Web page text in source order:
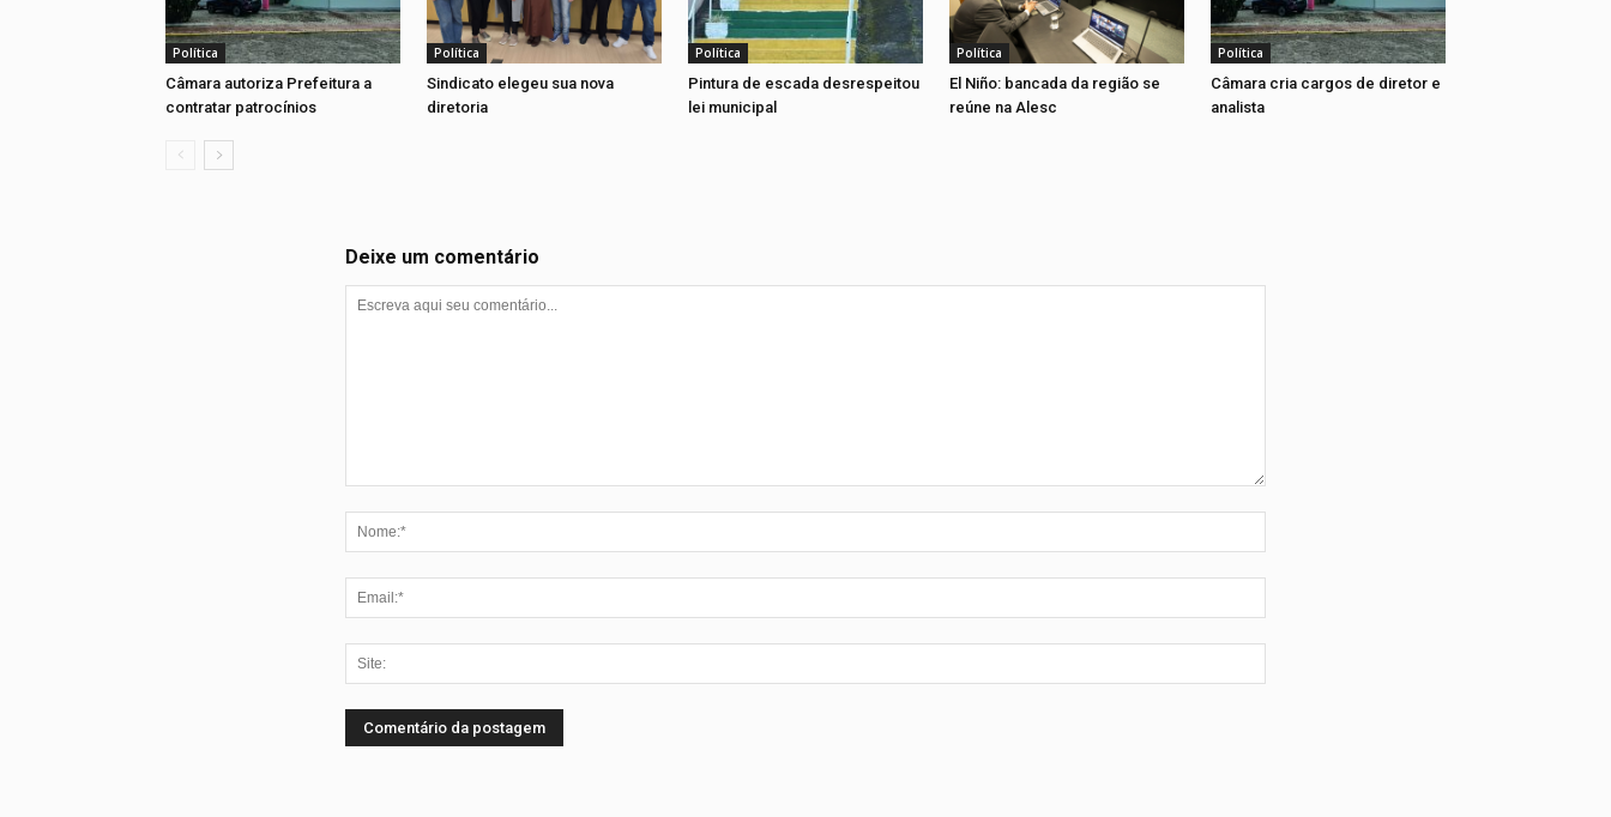
Política
Câmara autoriza Prefeitura a
contratar patrocínios
Política
Sindicato elegeu sua nova
diretoria
Política
Pintura de escada desrespeitou
lei municipal
Política
El Niño: bancada da região se
reúne na Alesc
Política
Câmara cria cargos de diretor e
analista
Deixe um comentário